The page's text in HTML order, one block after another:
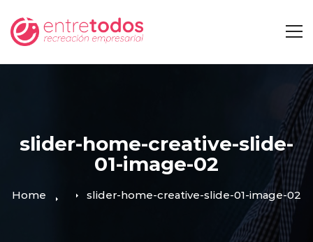
slider-home-creative-slide-
01-image-02
Home slider-home-creative-slide-01-image-02